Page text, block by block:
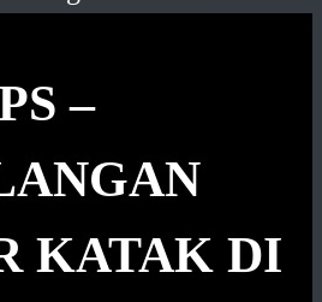
–
KATAK DI